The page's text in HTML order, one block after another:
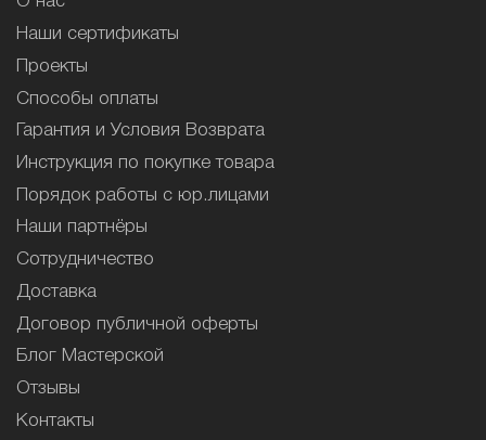
Наши сертификаты
Проекты
Способы оплаты
Гарантия и Условия Возврата
Инструкция по покупке товара
Порядок работы с юр.лицами
Наши партнёры
Сотрудничество
Доставка
Договор публичной оферты
Блог Мастерской
Отзывы
Контакты